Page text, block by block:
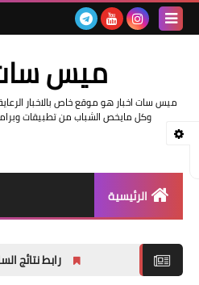
ميس
ميس سات اخبار هو موقع خاص بالاخبار
وكل مايخص الشباب من تطبيقات
الرئيسية
رابط نتائج السادس الاعدادي 2026 الدور الاول في العراق | موقع نتائجنا